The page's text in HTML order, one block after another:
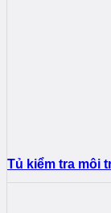
Tủ kiểm tra môi